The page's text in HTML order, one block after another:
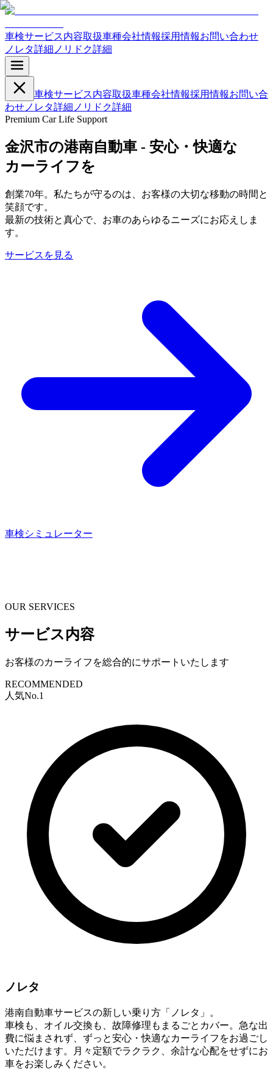
車検サービス内容取扱車種会社情報採用情報お問い合わせ
ノレタ詳細 ノリドク詳細
車検サービス内容取扱車種会社情報採用情報お問い合
わせ ノレタ詳細 ノリドク詳細
Premium Car Life Support
金沢市の港南自動車 - 安心・快適な
カーライフを
創業70年。私たちが守るのは、お客様の大切な移動の時間と
笑顔です。
最新の技術と真心で、お車のあらゆるニーズにお応えしま
す。
サービスを見る
車検シミュレーター
OUR SERVICES
サービス内容
お客様のカーライフを総合的にサポートいたします
RECOMMENDED
人気No.1
ノレタ
港南自動車サービスの新しい乗り方「ノレタ」。
車検も、オイル交換も、故障修理もまるごとカバー。急な出
費に悩まされず、ずっと安心・快適なカーライフをお過ごし
いただけます。月々定額でラクラク、余計な心配をせずにお
車をお楽しみください。